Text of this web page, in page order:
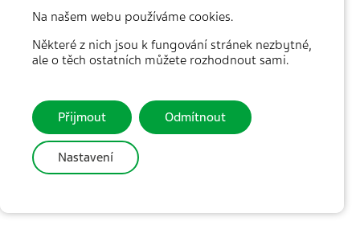
Na našem webu používáme cookies.
Některé z nich jsou k fungování stránek nezbytné,
ale o těch ostatních můžete rozhodnout sami.
Přijmout Odmítnout
Nastavení